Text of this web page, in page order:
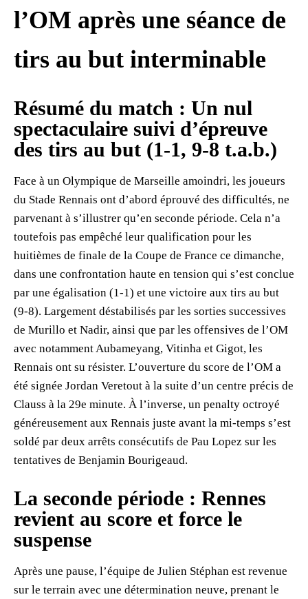
l’OM après une séance de
tirs au but interminable
Résumé du match : Un nul
spectaculaire suivi d’épreuve
des tirs au but (1-1, 9-8 t.a.b.)
Face à un Olympique de Marseille amoindri, les joueurs
du Stade Rennais ont d’abord éprouvé des difficultés, ne
parvenant à s’illustrer qu’en seconde période. Cela n’a
toutefois pas empêché leur qualification pour les
huitièmes de finale de la Coupe de France ce dimanche,
dans une confrontation haute en tension qui s’est conclue
par une égalisation (1-1) et une victoire aux tirs au but
(9-8). Largement déstabilisés par les sorties successives
de Murillo et Nadir, ainsi que par les offensives de l’OM
avec notamment Aubameyang, Vitinha et Gigot, les
Rennais ont su résister. L’ouverture du score de l’OM a
été signée Jordan Veretout à la suite d’un centre précis de
Clauss à la 29e minute. À l’inverse, un penalty octroyé
généreusement aux Rennais juste avant la mi-temps s’est
soldé par deux arrêts consécutifs de Pau Lopez sur les
tentatives de Benjamin Bourigeaud.
La seconde période : Rennes
revient au score et force le
suspense
Après une pause, l’équipe de Julien Stéphan est revenue
sur le terrain avec une détermination neuve, prenant le